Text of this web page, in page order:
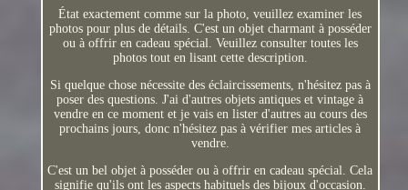
État exactement comme sur la photo, veuillez examiner les
photos pour plus de détails. C'est un objet charmant à posséder
ou à offrir en cadeau spécial. Veuillez consulter toutes les
photos tout en lisant cette description.
Si quelque chose nécessite des éclaircissements, n'hésitez pas à
poser des questions. J'ai d'autres objets antiques et vintage à
vendre en ce moment et je vais en lister d'autres au cours des
prochains jours, donc n'hésitez pas à vérifier mes articles à
vendre.
C'est un bel objet à posséder ou à offrir en cadeau spécial. Cela
signifie qu'ils ont les aspects habituels des bijoux d'occasion.